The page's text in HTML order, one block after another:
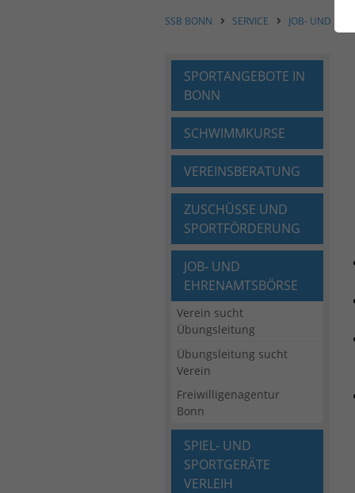
SSB BONN SERVICE JOB- UND
SPORTANGEBOTE IN
BONN
SCHWIMMKURSE
VEREINSBERATUNG
ZUSCHÜSSE UND
SPORTFÖRDERUNG
JOB- UND
EHRENAMTSBÖRSE
Verein sucht
Übungsleitung
Übungsleitung sucht
Verein
Freiwilligenagentur
Bonn
SPIEL- UND
SPORTGERÄTE
VERLEIH